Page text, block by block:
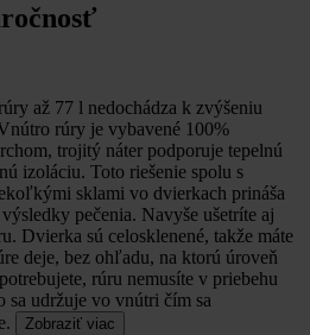
až 77 l nedochádza k zvýšeniu
rúry je vybavené 100%
trojitý náter podporuje tepelnú
izoláciu. Toto riešenie spolu s
sklami vo dvierkach prináša
pečenia. Navyše ušetríte aj
Dvierka sú celosklenené, takže máte
deje, bez ohľadu, na ktorú úroveň
rúru nemusíte v priebehu
sa udržuje vo vnútri čím sa
Zobraziť viac